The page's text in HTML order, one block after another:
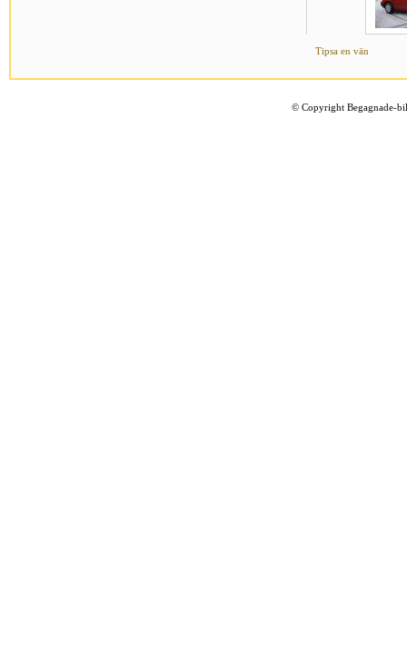
Tipsa en vän
© Copyright Begagnade-